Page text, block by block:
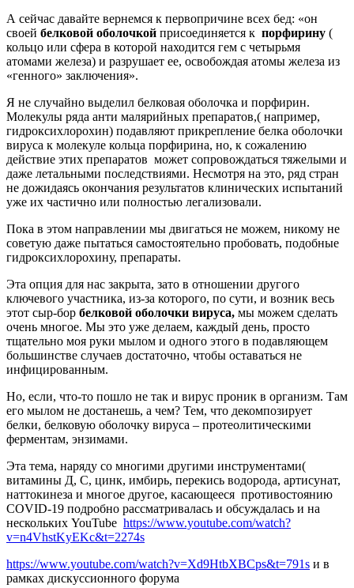
А сейчас давайте вернемся к первопричине всех бед: «он
своей белковой оболочкой присоединяется к порфирину (
кольцо или сфера в которой находится гем с четырьмя
атомами железа) и разрушает ее, освобождая атомы железа из
«генного» заключения».
Я не случайно выделил белковая оболочка и порфирин.
Молекулы ряда анти малярийных препаратов,( например,
гидроксихлорохин) подавляют прикрепление белка оболочки
вируса к молекуле кольца порфирина, но, к сожалению
действие этих препаратов может сопровождаться тяжелыми и
даже летальными последствиями. Несмотря на это, ряд стран
не дожидаясь окончания результатов клинических испытаний
уже их частично или полностью легализовали.
Пока в этом направлении мы двигаться не можем, никому не
советую даже пытаться самостоятельно пробовать, подобные
гидроксихлорохину, препараты.
Эта опция для нас закрыта, зато в отношении другого
ключевого участника, из-за которого, по сути, и возник весь
этот сыр-бор белковой оболочки вируса, мы можем сделать
очень многое. Мы это уже делаем, каждый день, просто
тщательно моя руки мылом и одного этого в подавляющем
большинстве случаев достаточно, чтобы оставаться не
инфицированным.
Но, если, что-то пошло не так и вирус проник в организм. Там
его мылом не достанешь, а чем? Тем, что декомпозирует
белки, белковую оболочку вируса – протеолитическими
ферментам, энзимами.
Эта тема, наряду со многими другими инструментами(
витамины Д, С, цинк, имбирь, перекись водорода, артисунат,
наттокинеза и многое другое, касающееся противостоянию
COVID-19 подробно рассматривалась и обсуждалась и на
нескольких YouTube https://www.youtube.com/watch?
v=n4VhstKyEKc&t=2274s
https://www.youtube.com/watch?v=Xd9HtbXBCps&t=791s и в
рамках дискуссионного форума